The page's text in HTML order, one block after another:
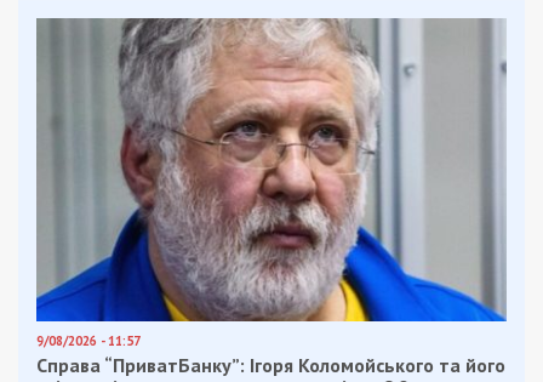
Facebook
Telegram
Twitter
WhatsApp
ViberEmail
Категории:Популярні новини минулого
тижня,Суспільство| Метки:застройка,
земельный участок , строительство
ЦНАП